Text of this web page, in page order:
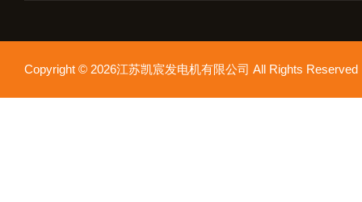
Copyright © 2026江苏凯宸发电机有限公司 All Rights